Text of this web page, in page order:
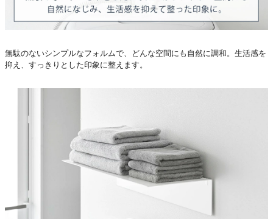
無駄のないシンプルなフォルムで、どんな空間にも自然に調和。生活感を
抑え、すっきりとした印象に整えます。